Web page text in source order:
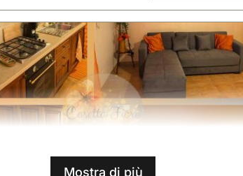
Mostra di più